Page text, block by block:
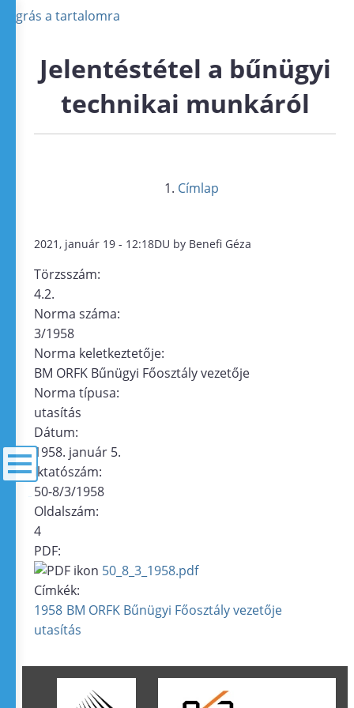
Ugrás a tartalomra
Jelentéstétel a bűnügyi
technikai munkáról
Címlap
2021, január 19 - 12:18DU by Benefi Géza
Törzsszám:
4.2.
Norma száma:
3/1958
Norma keletkeztetője:
BM ORFK Bűnügyi Főosztály vezetője
Norma típusa:
utasítás
Dátum:
1958. január 5.
Iktatószám:
50-8/3/1958
Oldalszám:
4
PDF:
50_8_3_1958.pdf
Címkék:
1958 BM ORFK Bűnügyi Főosztály vezetője
utasítás